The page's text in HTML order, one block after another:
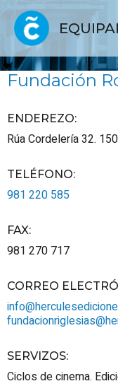
Fundación
ENDEREZO:
Rúa Cordelería 32.
TELÉFONO:
981 220 585
FAX:
981 270 717
CORREO
SERVIZOS:
Ciclos de cinema.